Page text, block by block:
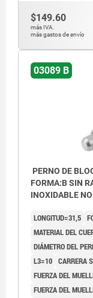
$149.60
más IVA.
más gastos de envío
03089 B
PERNO DE
FORMA:B SIN
INOXIDABLE
LONGITUD=31,5
MATERIAL DEL
DIÁMETRO DEL
L3=10 CARRERA
FUERZA DEL
FUERZA DEL